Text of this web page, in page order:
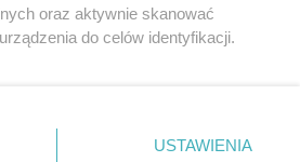
oraz aktywnie skanować
do celów identyfikacji.
przycisk ustawień prywatności
dolnym rogu strony
. Niektóre
USTAWIENIA